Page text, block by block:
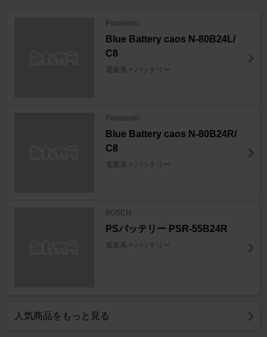
Panasonic
Blue Battery caos N-80B24L/
C8
電装系 > バッテリー
Panasonic
Blue Battery caos N-80B24R/
C8
電装系 > バッテリー
BOSCH
PSバッテリー PSR-55B24R
電装系 > バッテリー
人気商品をもっと見る